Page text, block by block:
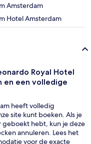
Amsterdam
Hotel Amsterdam
Royal Hotel
en een volledige
heeft volledig
site kunt boeken. Als je
hebt, kun je deze
annuleren. Lees het
voor de exacte